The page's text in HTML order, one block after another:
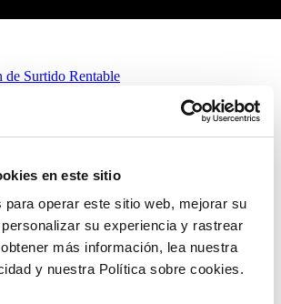
en este sitio
para operar este sitio web, mejorar su
su experiencia y rastrear
más información, lea nuestra
y nuestra Política sobre cookies.
de Surtido Rentable